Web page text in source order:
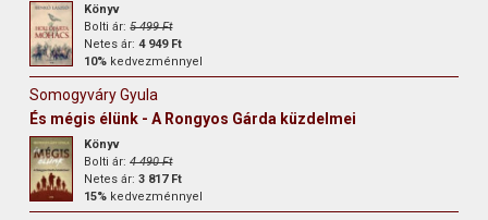
Könyv
Bolti ár:5 499 Ft
Netes ár:4 949 Ft
10% kedvezménnyel
Somogyváry Gyula
És mégis élünk - A Rongyos Gárda küzdelmei
Könyv
Bolti ár:4 490 Ft
Netes ár:3 817 Ft
15% kedvezménnyel